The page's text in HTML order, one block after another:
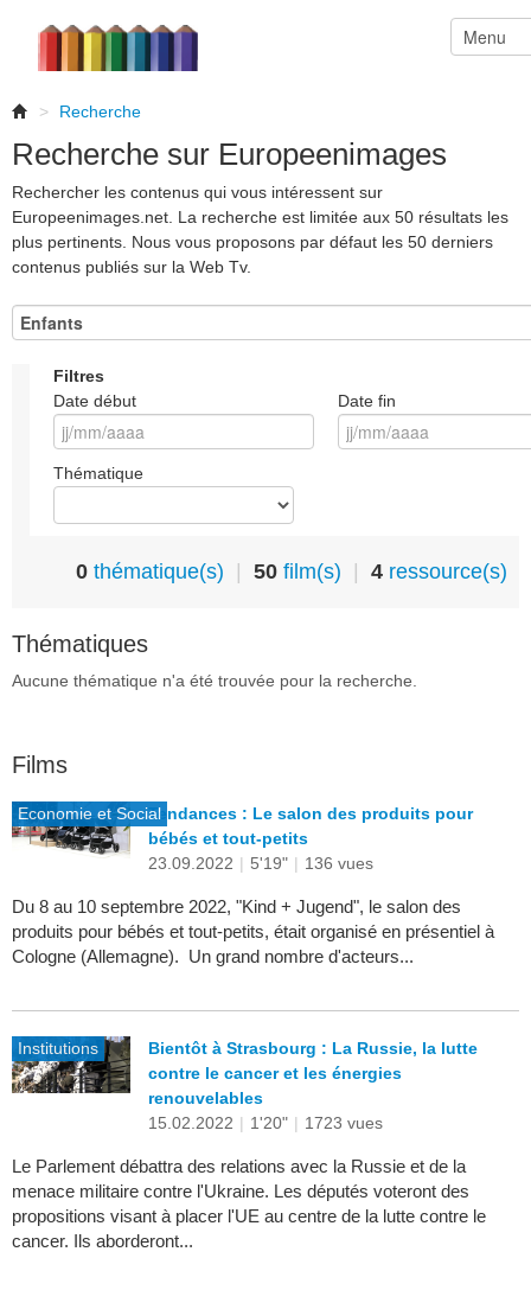
> Recherche
Recherche sur Europeenimages
Rechercher les contenus qui vous intéressent sur
Europeenimages.net. La recherche est limitée aux 50 résultats les
plus pertinents. Nous vous proposons par défaut les 50 derniers
contenus publiés sur la Web Tv.
Filtres
Date début
Date fin
Thématique
0 thématique(s) 50 film(s) 4 ressource(s)
Thématiques
Aucune thématique n'a été trouvée pour la recherche.
Films
Economie et SocialTendances : Le salon des produits pour
bébés et tout-petits
23.09.2022 | 5'19" | 136 vues
Du 8 au 10 septembre 2022, "Kind + Jugend", le salon des
produits pour bébés et tout-petits, était organisé en présentiel à
Cologne (Allemagne). Un grand nombre d'acteurs...
Institutions
Bientôt à Strasbourg : La Russie, la lutte
contre le cancer et les énergies
renouvelables
15.02.2022 | 1'20" | 1723 vues
Le Parlement débattra des relations avec la Russie et de la
menace militaire contre l'Ukraine. Les députés voteront des
propositions visant à placer l'UE au centre de la lutte contre le
cancer. Ils aborderont...